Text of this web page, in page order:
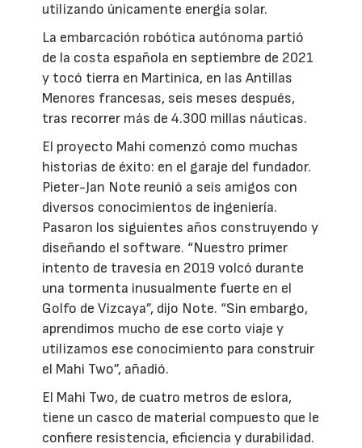
utilizando únicamente energía solar.
La embarcación robótica autónoma partió
de la costa española en septiembre de 2021
y tocó tierra en Martinica, en las Antillas
Menores francesas, seis meses después,
tras recorrer más de 4.300 millas náuticas.
El proyecto Mahi comenzó como muchas
historias de éxito: en el garaje del fundador.
Pieter-Jan Note reunió a seis amigos con
diversos conocimientos de ingeniería.
Pasaron los siguientes años construyendo y
diseñando el software. “Nuestro primer
intento de travesía en 2019 volcó durante
una tormenta inusualmente fuerte en el
Golfo de Vizcaya”, dijo Note. “Sin embargo,
aprendimos mucho de ese corto viaje y
utilizamos ese conocimiento para construir
el Mahi Two”, añadió.
El Mahi Two, de cuatro metros de eslora,
tiene un casco de material compuesto que le
confiere resistencia, eficiencia y durabilidad.